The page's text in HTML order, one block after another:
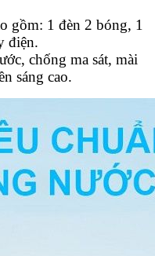
gồm: 1 đèn 2 bóng, 1
điện.
chống ma sát, mài
sáng cao.